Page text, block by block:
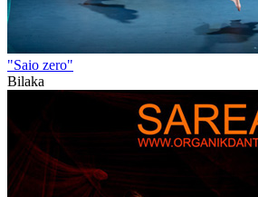
"Saio zero"
Bilaka